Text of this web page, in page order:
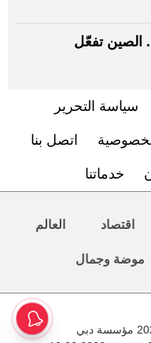
الصين تفعّل
سياسة التحرير
اتصل بنا
خدماتنا
اقتصاد العالم
موضة وجمال